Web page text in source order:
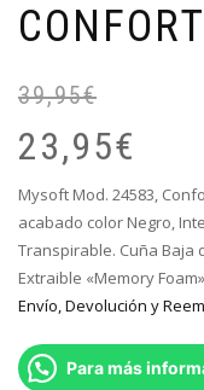
39,95€
23,95€
Mysoft Mod. 24583,
acabado color Negro,
Transpirable. Cuña Baja
Extraible «Memory
Envío, Devolución y
Para más